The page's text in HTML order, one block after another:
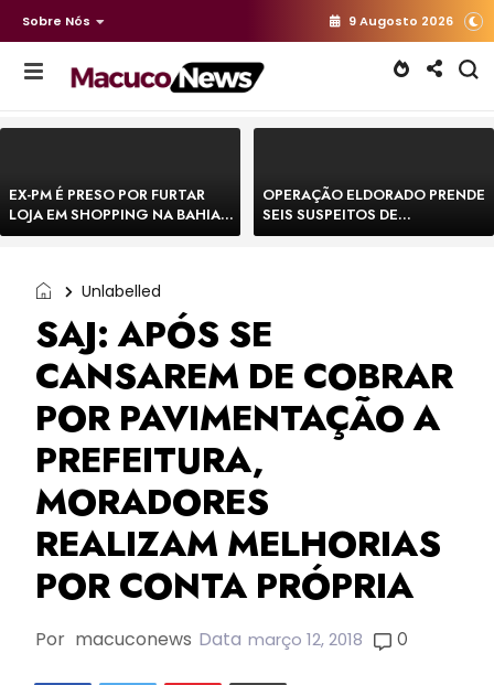
Sobre Nós 9 Augosto 2026
EX-PM É PRESO POR FURTAR
LOJA EM SHOPPING NA BAHIA E
ESCAPA CORRENDO DE
OPERAÇÃO ELDORADO PRENDE
SEIS SUSPEITOS DE
MOVIMENTAR R$ 25 MILHÕES
Unlabelled
SAJ: APÓS SE
CANSAREM DE COBRAR
POR PAVIMENTAÇÃO A
PREFEITURA,
MORADORES
REALIZAM MELHORIAS
POR CONTA PRÓPRIA
Por macuconews Data março 12, 2018 0